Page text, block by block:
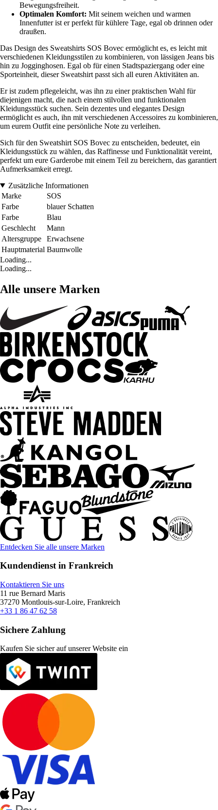
Bewegungsfreiheit.
Optimalen Komfort: Mit seinem weichen und warmen
Innenfutter ist er perfekt für kühlere Tage, egal ob drinnen oder
draußen.
Das Design des Sweatshirts SOS Bovec ermöglicht es, es leicht mit
verschiedenen Kleidungsstilen zu kombinieren, von lässigen Jeans bis
hin zu Jogginghosen. Egal ob für einen Stadtspaziergang oder eine
Sporteinheit, dieser Sweatshirt passt sich all euren Aktivitäten an.
Er ist zudem pflegeleicht, was ihn zu einer praktischen Wahl für
diejenigen macht, die nach einem stilvollen und funktionalen
Kleidungsstück suchen. Sein dezentes und elegantes Design
ermöglicht es auch, ihn mit verschiedenen Accessoires zu kombinieren,
um eurem Outfit eine persönliche Note zu verleihen.
Sich für den Sweatshirt SOS Bovec zu entscheiden, bedeutet, ein
Kleidungsstück zu wählen, das Raffinesse und Funktionalität vereint,
perfekt um eure Garderobe mit einem Teil zu bereichern, das garantiert
Aufmerksamkeit erregt.
Zusätzliche Informationen
Marke
SOS
Farbe
blauer Schatten
Farbe
Blau
Geschlecht
Mann
Altersgruppe
Erwachsene
Hauptmaterial Baumwolle
Loading...
Loading...
Alle unsere Marken
Entdecken Sie alle unsere Marken
Kundendienst in Frankreich
Kontaktieren Sie uns
11 rue Bernard Maris
37270 Montlouis-sur-Loire, Frankreich
+33 1 86 47 62 58
Sichere Zahlung
Kaufen Sie sicher auf unserer Website ein